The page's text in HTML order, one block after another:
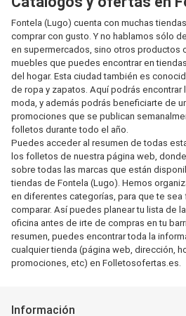
Fontela (Lugo) cuenta con muchas
comprar con gusto. Y no hablamos sólo
en supermercados, sino otros productos
muebles que puedes encontrar en
del hogar. Esta ciudad también es
de ropa y zapatos. Aquí podrás encontrar
moda, y además podrás beneficiarte de
promociones que se publican
folletos durante todo el año.
Puedes acceder al resumen de todas
los folletos de nuestra página web,
sobre todas las marcas que están
tiendas de Fontela (Lugo). Hemos
en diferentes categorías, para que te sea
comparar. Así puedes planear tu lista de
oficina antes de irte de compras en tu
resumen, puedes encontrar toda la
cualquier tienda (página web, dirección,
promociones, etc) en Folletosofertas.es.
Información